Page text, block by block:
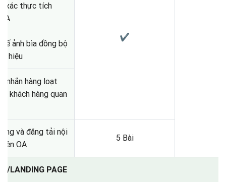
✔
xác thực tích
ảnh bìa đồng bộ
hiệu
nhắn hàng loạt
khách hàng quan
và đăng tải nội
OA
5 Bài
LANDING PAGE